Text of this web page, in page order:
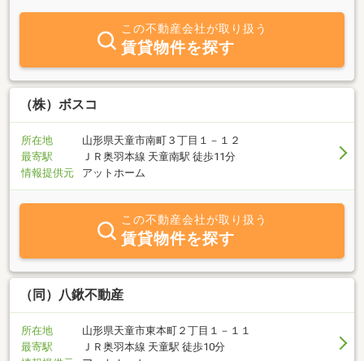
せて頂いております。弊社ホームページ上に公式LINEで問い合わせ
可能でございますので、ご登録頂ければご来店頂かなくても物件の
ご相談頂けます。（只今パソコンのみ閲覧可）メールに返信が来な
いという方は設定によって届かない場合があるようですので、その
際はお手数おかけしますが弊社までお電話ください。（弊社電話番
号 023-653-5300）どうぞよろしくお願いいたします。
この不動産会社が取り扱う
賃貸物件を探す
（株）ボスコ
所在地
山形県天童市南町３丁目１－１２
最寄駅
ＪＲ奥羽本線 天童南駅 徒歩11分
情報提供元
アットホーム
この不動産会社が取り扱う
賃貸物件を探す
（同）八鍬不動産
所在地
山形県天童市東本町２丁目１－１１
最寄駅
ＪＲ奥羽本線 天童駅 徒歩10分